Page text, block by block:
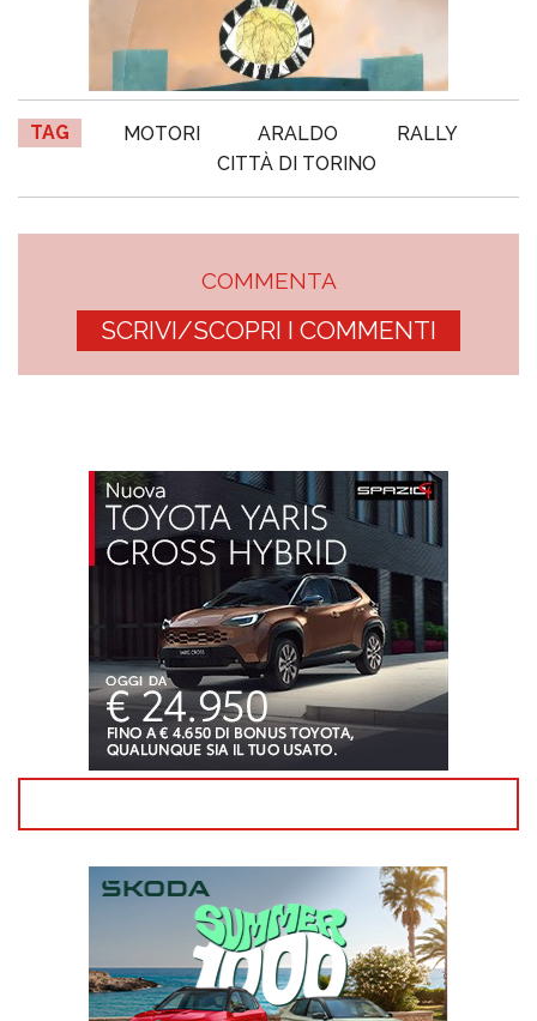
TAG MOTORI ARALDO
RALLY
CITTÀ DI TORINO
COMMENTA
SCRIVI/SCOPRI I COMMENTI